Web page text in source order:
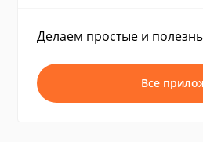
Делаем простые и
Все